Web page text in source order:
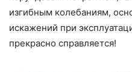
изгибным колебаниям,
искажений при
прекрасно справляется!